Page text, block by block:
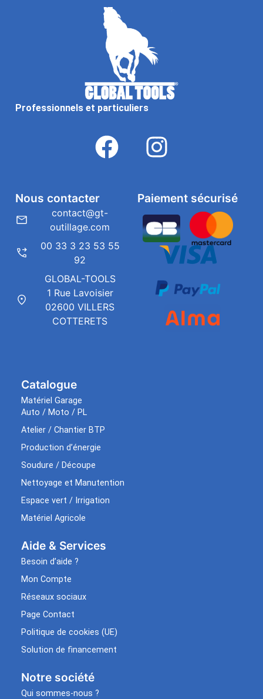
Professionnels et particuliers
Catalogue
Matériel Garage
Auto / Moto / PL
Atelier / Chantier BTP
Production d’énergie
Soudure / Découpe
Nettoyage et Manutention
Espace vert / Irrigation
Matériel Agricole
Aide & Services​
Besoin d’aide ?
Mon Compte
Réseaux sociaux
Page Contact
Politique de cookies (UE)
Solution de financement
Notre société
Qui sommes-nous ?
Paiement sécurisé
Nous contacter
contact@gt-
outillage.com
00 33 3 23 53 55
92
GLOBAL-TOOLS
1 Rue Lavoisier
02600 VILLERS
COTTERETS